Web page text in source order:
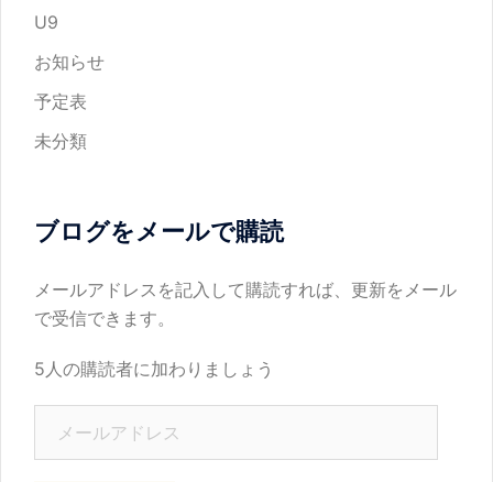
U9
お知らせ
予定表
未分類
ブログをメールで購読
メールアドレスを記入して購読すれば、更新をメール
で受信できます。
5人の購読者に加わりましょう